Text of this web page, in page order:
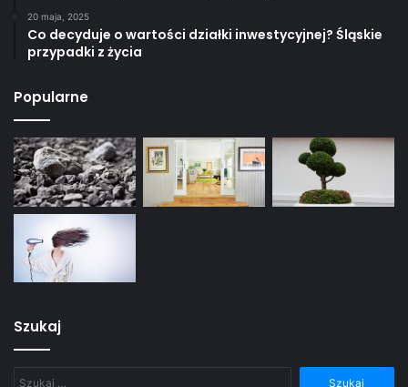
20 maja, 2025
Co decyduje o wartości działki inwestycyjnej? Śląskie
przypadki z życia
Popularne
Szukaj
Szukaj: